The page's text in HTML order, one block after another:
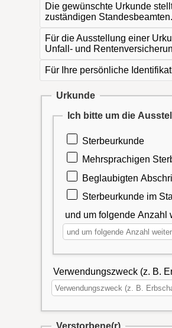
Die gewünschte Urkunde
zuständigen Standesbeamten.
Für die Ausstellung einer
Unfall- und
Für Ihre persönliche
Urkunde
Ich bitte um die
Sterbeurkunde
Mehrsprachigen
und um folgende Anzahl
Verwendungszweck (z. B.
Verstorbene(r)